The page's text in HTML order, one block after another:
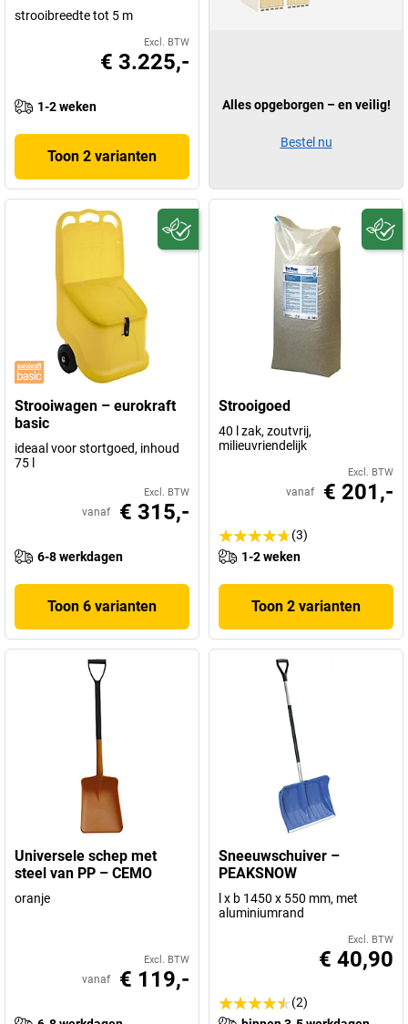
strooibreedte tot 5 m
Excl. BTW
€ 3.225,-
1-2 weken
Toon 2 varianten
Strooiwagen – eurokraft
basic
ideaal voor stortgoed, inhoud
75 l
Excl. BTW
vanaf € 315,-
6-8 werkdagen
Toon 6 varianten
Strooigoed
40 l zak, zoutvrij,
milieuvriendelijk
Excl. BTW
vanaf € 201,-
(3)
1-2 weken
Toon 2 varianten
Universele schep met
steel van PP – CEMO
oranje
Excl. BTW
vanaf € 119,-
Sneeuwschuiver –
PEAKSNOW
l x b 1450 x 550 mm, met
aluminiumrand
Excl. BTW
€ 40,90
(2)
Alles opgeborgen – en veilig!
Bestel nu